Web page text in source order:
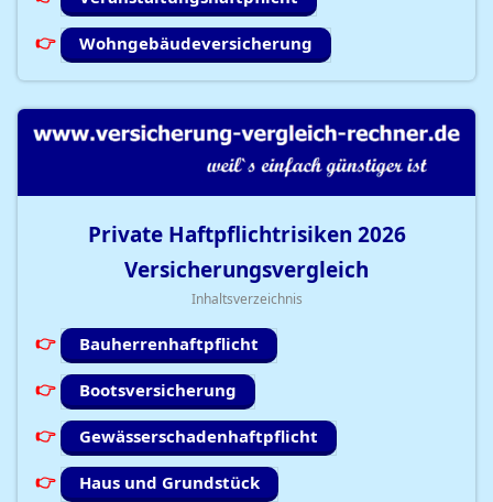
Wohngebäudeversicherung
Private Haftpflichtrisiken 2026
Versicherungsvergleich
Inhaltsverzeichnis
Bauherrenhaftpflicht
Bootsversicherung
Gewässerschadenhaftpflicht
Haus und Grundstück